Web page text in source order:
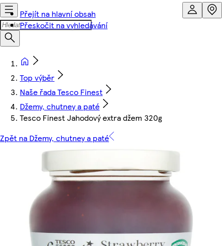
Přejít na hlavní obsah
Přeskočit na vyhledávání
Top výběr
Naše řada Tesco Finest
Džemy, chutney a paté
Tesco Finest Jahodový extra džem 320g
Zpět na Džemy, chutney a paté